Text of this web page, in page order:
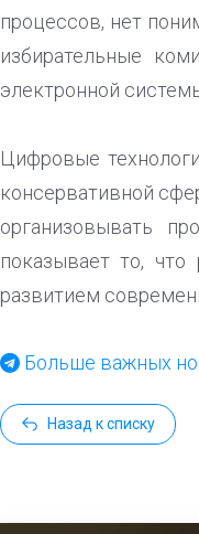
процессов, нет
избирательные
электронной
Цифровые
консервативной
организовывать
показывает то,
развитием
Больше важных
Назад к списку